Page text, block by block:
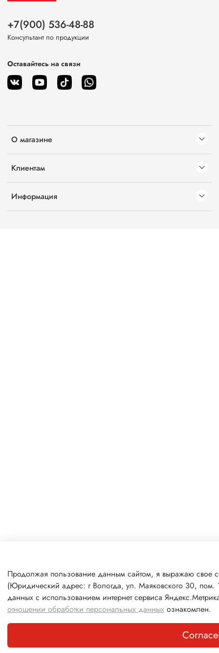
О магазине
Клиентам
Информация
+7(900) 536-48-88
Консультант по продукции
Оставайтесь на связи
Продолжая пользование данным сайтом, я выражаю свое
(Юридический адрес: г Вологда, ул. Маяковского 30, пом.
данных с использованием интернет сервиса
отношении обработки персональных данных ознакомлен.